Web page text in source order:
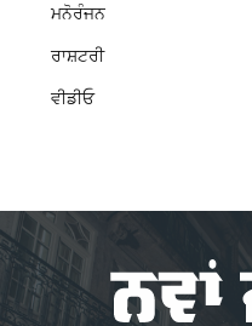
ਮਨੋਰੰਜਨ
ਰਾਸ਼ਟਰੀ
ਵੀਡੀਓ